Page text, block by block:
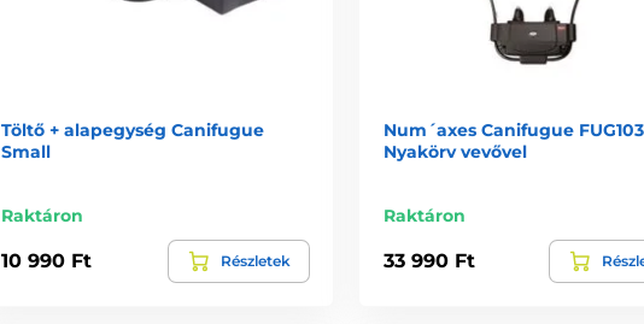
Töltő + alapegység Canifugue
Small
Raktáron
10 990 Ft Részletek
Num´axes Canifugue
Nyakörv vevővel
Raktáron
33 990 Ft